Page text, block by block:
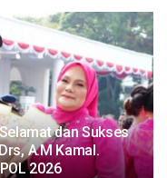
dan Sukses
A.M Kamal.
2026